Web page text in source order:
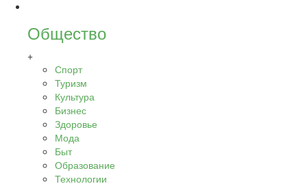
Общество
+
Спорт
Туризм
Культура
Бизнес
Здоровье
Мода
Быт
Образование
Технологии